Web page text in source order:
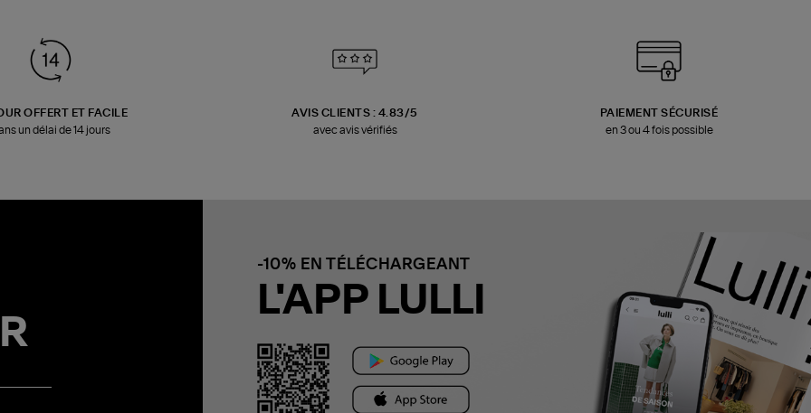
OFFERT ET FACILE
un délai de 14 jours
AVIS CLIENTS : 4.83/5
avec avis vérifiés
PAIEMENT SÉCURISÉ
en 3 ou 4 fois possible
-10% EN TÉLÉCHARGEANT
L'APP LULLI